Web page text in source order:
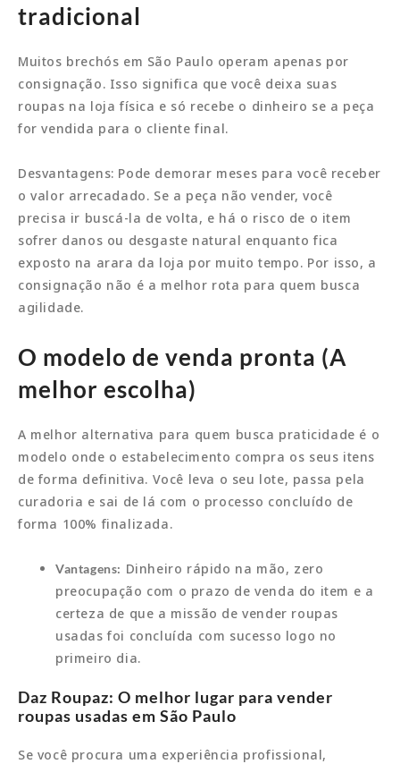
tradicional
Muitos brechós em São Paulo operam apenas por
consignação. Isso significa que você deixa suas
roupas na loja física e só recebe o dinheiro se a peça
for vendida para o cliente final.
Desvantagens: Pode demorar meses para você receber
o valor arrecadado. Se a peça não vender, você
precisa ir buscá-la de volta, e há o risco de o item
sofrer danos ou desgaste natural enquanto fica
exposto na arara da loja por muito tempo. Por isso, a
consignação não é a melhor rota para quem busca
agilidade.
O modelo de venda pronta (A
melhor escolha)
A melhor alternativa para quem busca praticidade é o
modelo onde o estabelecimento compra os seus itens
de forma definitiva. Você leva o seu lote, passa pela
curadoria e sai de lá com o processo concluído de
forma 100% finalizada.
Vantagens: Dinheiro rápido na mão, zero
preocupação com o prazo de venda do item e a
certeza de que a missão de vender roupas
usadas foi concluída com sucesso logo no
primeiro dia.
Daz Roupaz: O melhor lugar para vender
roupas usadas em São Paulo
Se você procura uma experiência profissional,